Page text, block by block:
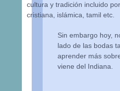
cultura y tradición incluido
cristiana, islámica, tamil etc.
Sin embargo hoy,
lado de las bodas
aprender más
viene del Indiana.